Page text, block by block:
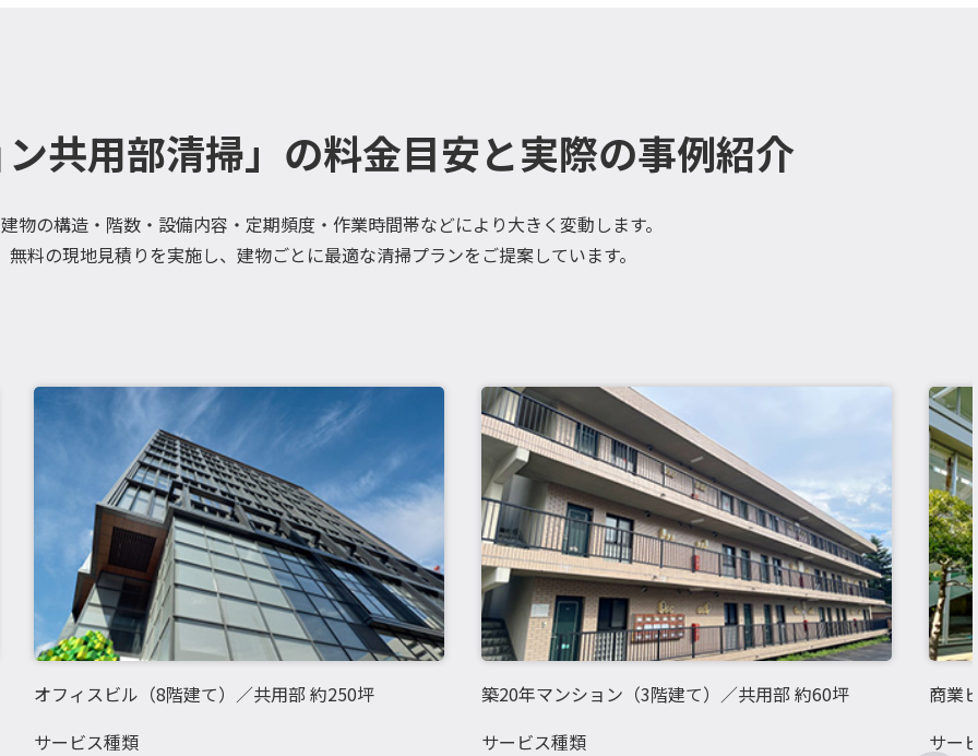
共用部清掃」の料金目安と実際の事例紹介
物の構造・階数・設備内容・定期頻度・作業時間帯などにより大きく変動します。
料の現地見積りを実施し、建物ごとに最適な清掃プランをご提案しています。
オフィスビル（8階建て）／共用部 約250坪
サービス種類
築20年マンション（3階建て）／共用部 約60坪
サービス種類
商業
サー